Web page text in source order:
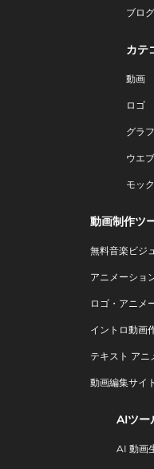
ブログ
カテ
動画
ロゴ
グラ
ウエ
モッ
動画制作ツ
無料音楽ビジ
アニメーショ
ロゴ・アニメ
イントロ動画
テキスト アニ
動画編集サイ
AIツー
AI 動画